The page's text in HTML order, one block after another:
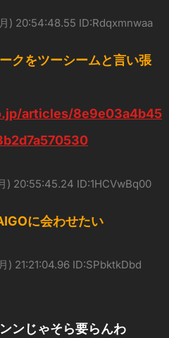
) 20:54:48.55 ID:Rdqxmnwaa
クをツーシームと言い張
articles/8e9e03a4b45
) 20:55:45.24 ID:1HCVwBq00
に会わせたい
) 21:21:04.96 ID:SPbktkDbd
ンじゃそら要らんわ